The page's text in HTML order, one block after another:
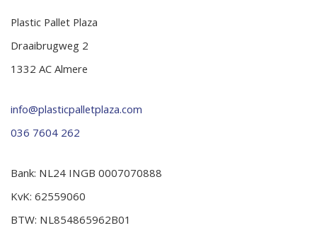
Plastic Pallet Plaza
Draaibrugweg 2
1332 AC Almere
info@plasticpalletplaza.com
036 7604 262
Bank: NL24 INGB 0007070888
KvK: 62559060
BTW: NL854865962B01